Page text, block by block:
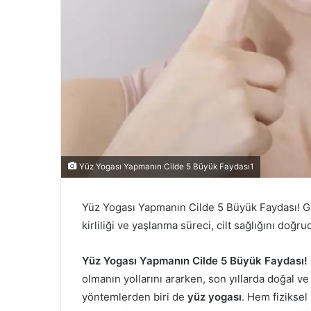
Yüz Yogası Yapmanın Cilde 5 Büyük Faydası1
Yüz Yogası Yapmanın Cilde 5 Büyük
kirliliği ve yaşlanma süreci, cilt sağlığını
Yüz Yogası Yapmanın Cilde 5 Büyük Faydası!
olmanın yollarını ararken, son yıllarda doğal
yöntemlerden biri de yüz yogası. Hem fiziksel